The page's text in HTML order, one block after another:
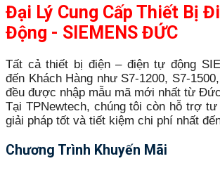
Đại Lý Cung Cấp Thiết Bị
Động - SIEMENS ĐỨC
Tất cả thiết bị điện – điện tự động
đến Khách Hàng như S7-1200, S7-
đều được nhập mẫu mã mới nhất từ
Tại TPNewtech, chúng tôi còn hỗ trợ
giải pháp tốt và tiết kiệm chi phí nhất
Chương Trình Khuyến Mãi